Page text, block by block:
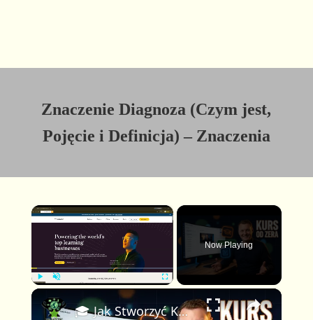
Znaczenie Diagnoza (Czym jest,
Pojęcie i Definicja) – Znaczenia
×
n u
Now Playing
×
🎓 Jak Stworzyć Kurs Online od Zera — Pełny Tutorial dla Początkujących (Rejestracji do Publikacji)